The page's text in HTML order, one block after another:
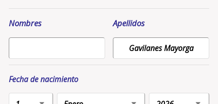
Nombres Apellidos
Fecha de nacimiento